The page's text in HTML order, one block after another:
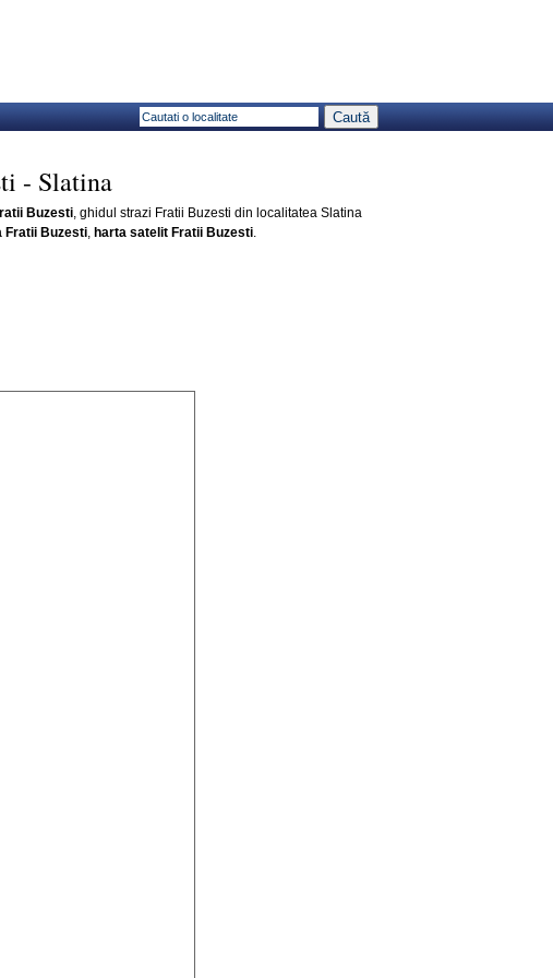
- Slatina
Buzesti, ghidul strazi Fratii Buzesti din localitatea Slatina
Fratii Buzesti, harta satelit Fratii Buzesti.